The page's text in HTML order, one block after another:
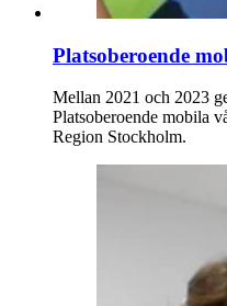
Platsoberoende
Mellan 2021 och 2023
Platsoberoende mobila
Region Stockholm.